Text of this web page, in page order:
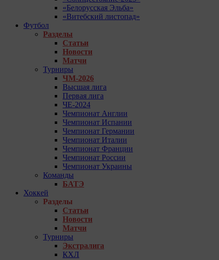
«Белорусская Эльба»
«Витебский листопад»
Футбол
Разделы
Статьи
Новости
Матчи
Турниры
ЧМ-2026
Высшая лига
Первая лига
ЧЕ-2024
Чемпионат Англии
Чемпионат Испании
Чемпионат Германии
Чемпионат Италии
Чемпионат Франции
Чемпионат России
Чемпионат Украины
Команды
БАТЭ
Хоккей
Разделы
Статьи
Новости
Матчи
Турниры
Экстралига
КХЛ